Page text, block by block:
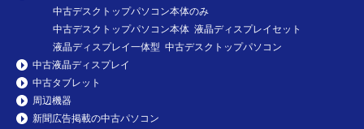
中古デスクトップパソコン本体のみ
中古デスクトップパソコン本体 液晶ディスプレイセット
液晶ディスプレイ一体型 中古デスクトップパソコン
中古液晶ディスプレイ
中古タブレット
周辺機器
新聞広告掲載の中古パソコン